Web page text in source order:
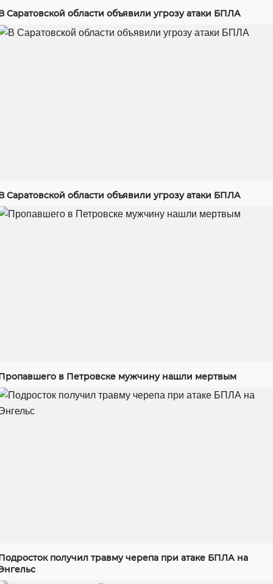
Саратовской области объявили угрозу атаки БПЛА
Саратовской области объявили угрозу атаки БПЛА
в Петровске мужчину нашли мертвым
получил травму черепа при атаке БПЛА на